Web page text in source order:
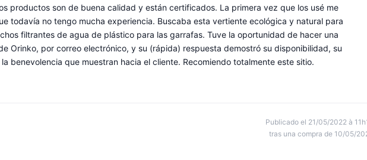
productos son de buena calidad y están certificados. La primera vez que los usé me
todavía no tengo mucha experiencia. Buscaba esta vertiente ecológica y natural para
filtrantes de agua de plástico para las garrafas. Tuve la oportunidad de hacer una
Orinko, por correo electrónico, y su (rápida) respuesta demostró su disponibilidad, su
benevolencia que muestran hacia el cliente. Recomiendo totalmente este sitio.
Publicado el 21/05/2022 à
tras una compra de 10/05/